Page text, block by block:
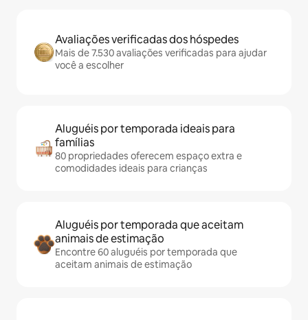
Avaliações verificadas dos hóspedes
Mais de 7.530 avaliações verificadas para ajudar
você a escolher
Aluguéis por temporada ideais para
famílias
80 propriedades oferecem espaço extra e
comodidades ideais para crianças
Aluguéis por temporada que aceitam
animais de estimação
Encontre 60 aluguéis por temporada que
aceitam animais de estimação